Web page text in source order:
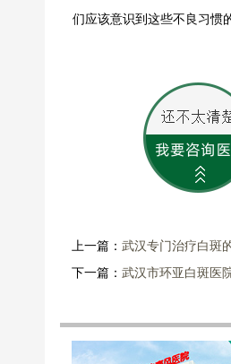
们应该意识到这些不良习惯
上一篇： 武汉专门治疗白斑
下一篇： 武汉市环亚白斑医